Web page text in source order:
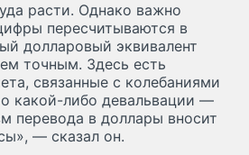
расти. Однако важно
пересчитываются в
долларовый эквивалент
точным. Здесь есть
связанные с колебаниями
какой-либо девальвации —
перевода в доллары вносит
— сказал он.